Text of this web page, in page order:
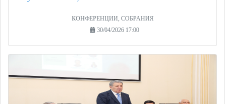
КОНФЕРЕНЦИИ, СОБРАНИЯ
30/04/2026 17:00